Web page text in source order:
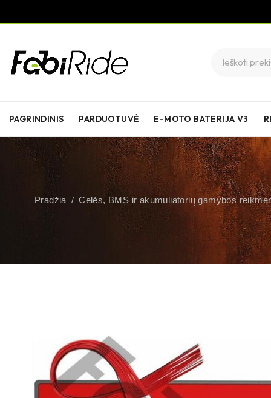
PAGRINDINIS PARDUOTUVĖ E-MOTO BATERIJA V3
Pradžia / Celės, BMS ir akumuliatorių gamybos